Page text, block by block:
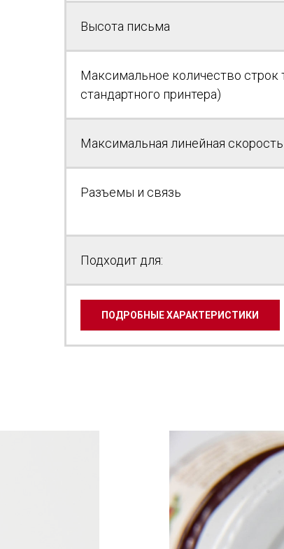
Высота письма
Максимальное количество строк
стандартного принтера)
Максимальная линейная скорость
Разъемы и связь
Подходит для:
ПОДРОБНЫЕ ХАРАКТЕРИСТИКИ